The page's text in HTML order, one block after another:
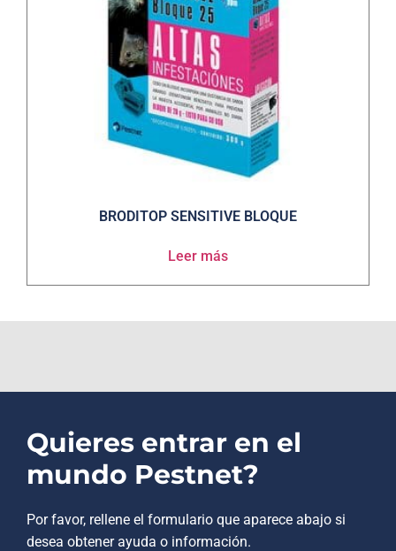
BRODITOP SENSITIVE BLOQUE
Leer más
Quieres entrar en el
mundo Pestnet?
Por favor, rellene el formulario que aparece abajo si
desea obtener ayuda o información.